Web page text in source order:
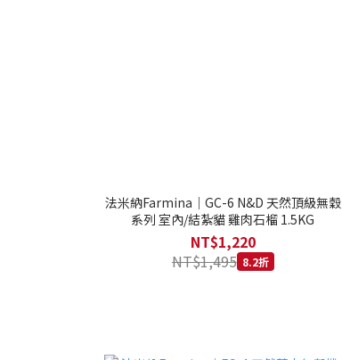
法米納Farmina｜GC-6 N&D 天然頂級無穀
系列 室內/結紮貓 雞肉石榴 1.5KG
NT$1,220
NT$1,495 8.2折